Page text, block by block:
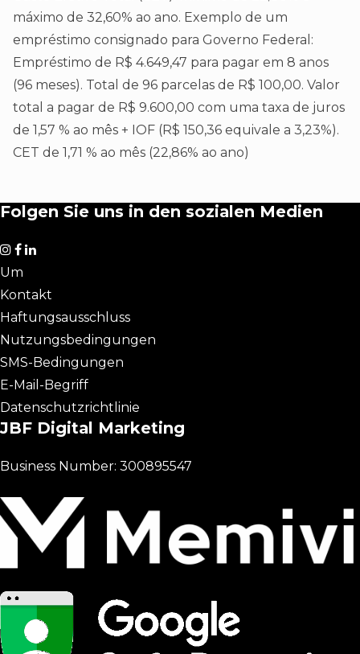
máximo de 32,60% ao ano. Exemplo de um
empréstimo consignado para Governo Federal:
Empréstimo de R$ 4.649,47 para pagar em 8 anos
(96 meses). Total de 96 parcelas de R$ 100,00. Valor
total a pagar de R$ 9.600,00 com uma taxa de juros
de 1,57 % ao mês + IOF (R$ 150,36 equivale a 3,23%).
CET de 1,71 % ao mês (22,86% ao ano)​
Folgen Sie uns in den sozialen Medien
Um
Kontakt
Haftungsausschluss
Nutzungsbedingungen
SMS-Bedingungen
E-Mail-Begriff
Datenschutzrichtlinie
JBF Digital Marketing
Business Number: 300895547